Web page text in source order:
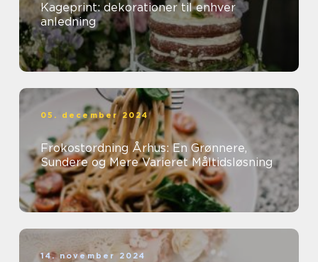
Kageprint: dekorationer til enhver
anledning
05. december 2024
Frokostordning Århus: En Grønnere,
Sundere og Mere Varieret Måltidsløsning
14. november 2024